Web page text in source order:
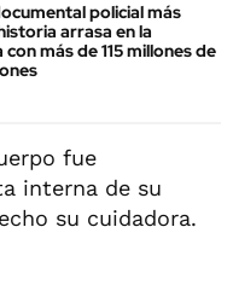
policial más
arrasa en la
más de 115 millones de
fue
interna de su
su cuidadora.